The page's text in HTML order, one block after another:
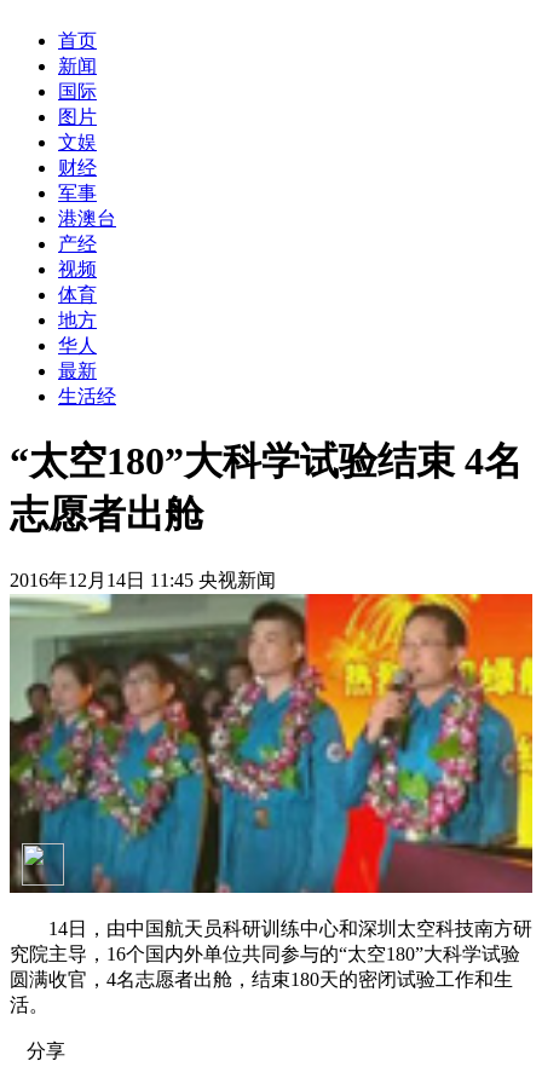
首页
新闻
国际
图片
文娱
财经
军事
港澳台
产经
视频
体育
地方
华人
最新
生活经
“太空180”大科学试验结束 4名
志愿者出舱
2016年12月14日 11:45 央视新闻
14日，由中国航天员科研训练中心和深圳太空科技南方研
究院主导，16个国内外单位共同参与的“太空180”大科学试验
圆满收官，4名志愿者出舱，结束180天的密闭试验工作和生
活。
分享